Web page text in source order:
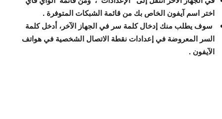
اختر اسم آيفون الخاص بك من قائمة الشبكات المتوفرة .
سوف يطلب منك إدخال كلمة سر في الجهاز الآخر، أدخل كلمة
السر المعروضة في إعدادات نقطة الاتصال الشخصية في هواتف
الآيفون .